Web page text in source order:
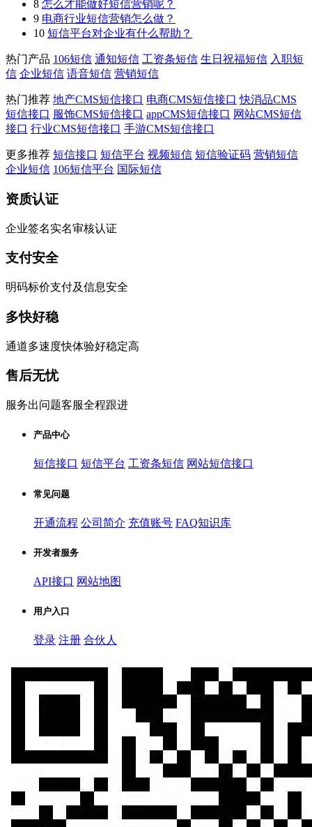
8 怎么才能做好短信营销呢？
9 电商行业短信营销怎么做？
10 短信平台对企业有什么帮助？
热门产品 106短信 通知短信 工资条短信 生日祝福短信 入职短
信 企业短信 语音短信 营销短信
热门推荐 地产CMS短信接口 电商CMS短信接口 快消品CMS
短信接口 服饰CMS短信接口 appCMS短信接口 网站CMS短信
接口 行业CMS短信接口 手游CMS短信接口
更多推荐 短信接口 短信平台 视频短信 短信验证码 营销短信
企业短信 106短信平台 国际短信
资质认证
企业签名实名审核认证
支付安全
明码标价支付及信息安全
多快好稳
通道多速度快体验好稳定高
售后无忧
服务出问题客服全程跟进
产品中心
短信接口 短信平台 工资条短信 网站短信接口
常见问题
开通流程 公司简介 充值账号 FAQ知识库
开发者服务
API接口 网站地图
用户入口
登录 注册 合伙人